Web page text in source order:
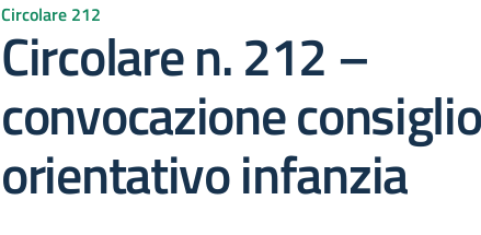
Circolare 212
Circolare n. 212 –
convocazione consiglio
orientativo infanzia